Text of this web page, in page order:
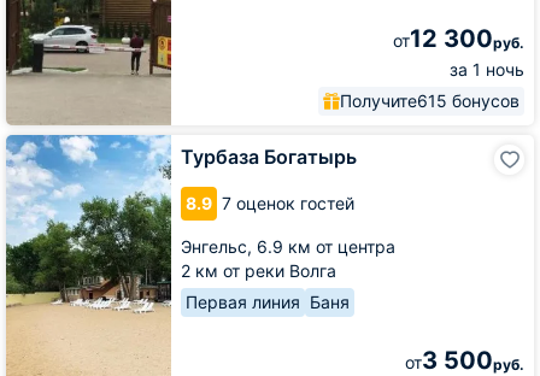
от12 300руб.
за 1 ночь
Получите615 бонусов
Турбаза Богатырь
8.9 7 оценок гостей
Энгельс, 6.9 км от центра
2 км от реки Волга
Первая линия Баня
от3 500руб.
Турбаза
Богатырь